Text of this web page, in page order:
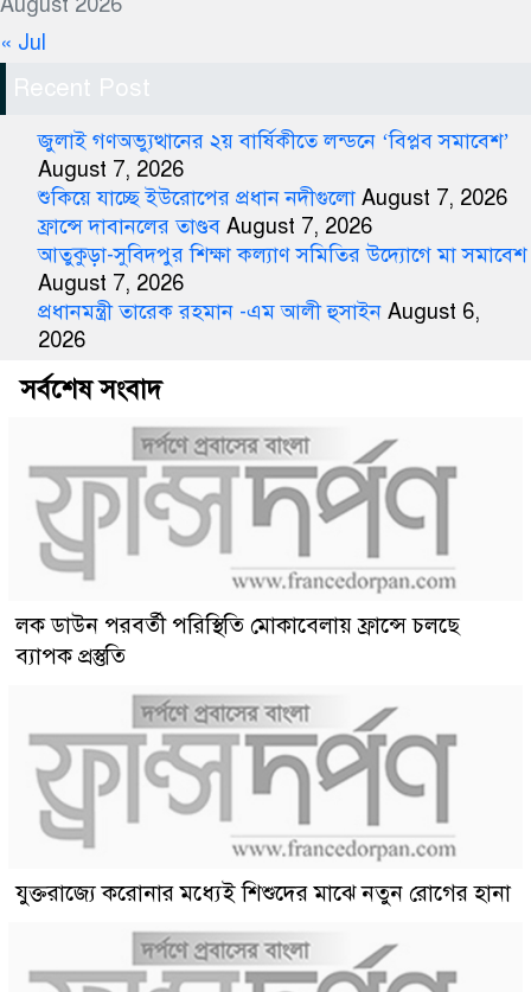
« Jul
Recent Post
জুলাই গণঅভ্যুত্থানের ২য় বার্ষিকীতে লন্ডনে ‘বিপ্লব সমাবেশ’
August 7, 2026
শুকিয়ে যাচ্ছে ইউরোপের প্রধান নদীগুলো August 7, 2026
ফ্রান্সে দাবানলের তাণ্ডব August 7, 2026
আতুকুড়া-সুবিদপুর শিক্ষা কল্যাণ সমিতির উদ্যোগে মা সমাবেশ
August 7, 2026
প্রধানমন্ত্রী তারেক রহমান -এম আলী হুসাইন August 6,
2026
সর্বশেষ সংবাদ
লক ডাউন পরবর্তী পরিস্থিতি মোকাবেলায় ফ্রান্সে চলছে
ব্যাপক প্রস্তুতি
যুক্তরাজ্যে করোনার মধ্যেই শিশুদের মাঝে নতুন রোগের হানা